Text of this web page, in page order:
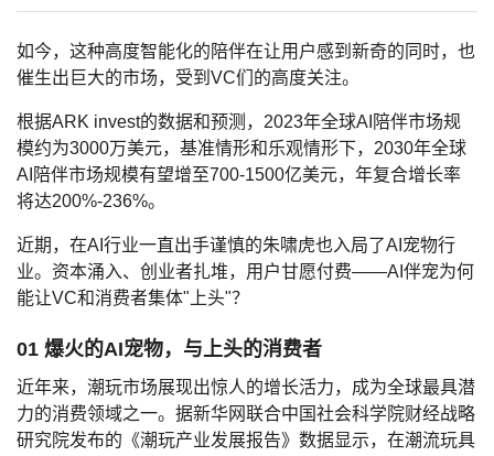
如今，这种高度智能化的陪伴在让用户感到新奇的同时，也
催生出巨大的市场，受到VC们的高度关注。
根据ARK invest的数据和预测，2023年全球AI陪伴市场规
模约为3000万美元，基准情形和乐观情形下，2030年全球
AI陪伴市场规模有望增至700-1500亿美元，年复合增长率
将达200%-236%。
近期，在AI行业一直出手谨慎的朱啸虎也入局了AI宠物行
业。资本涌入、创业者扎堆，用户甘愿付费——AI伴宠为何
能让VC和消费者集体"上头"？
01 爆火的AI宠物，与上头的消费者
近年来，潮玩市场展现出惊人的增长活力，成为全球最具潜
力的消费领域之一。据新华网联合中国社会科学院财经战略
研究院发布的《潮玩产业发展报告》数据显示，在潮流玩具